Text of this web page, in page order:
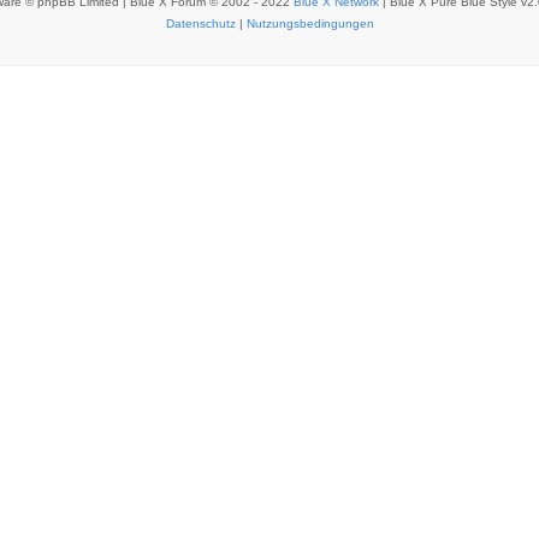
Datenschutz| Nutzungsbedingungen